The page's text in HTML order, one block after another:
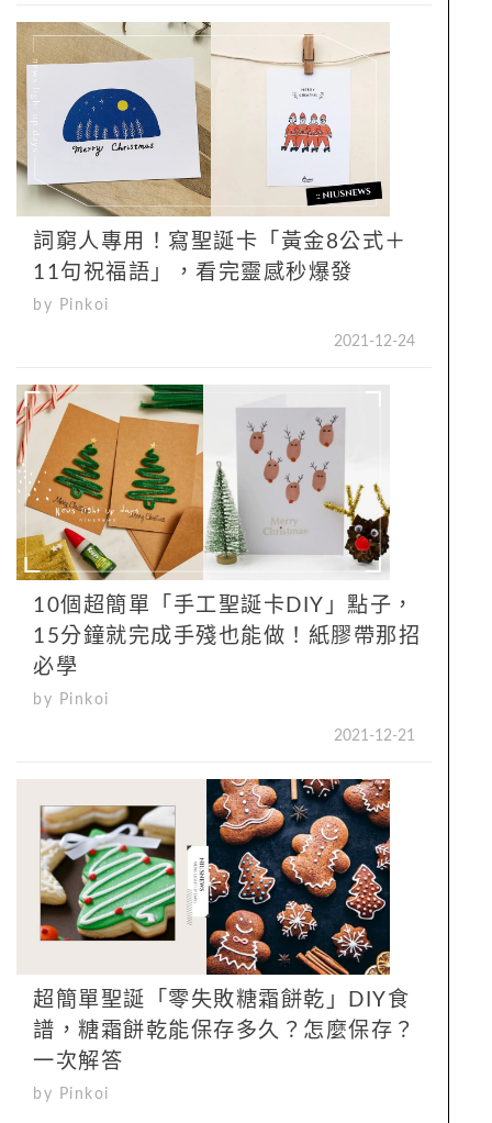
詞窮人專用！寫聖誕卡「黃金8公式＋
11句祝福語」，看完靈感秒爆發
by Pinkoi
2021-12-24
10個超簡單「手工聖誕卡DIY」點子，
15分鐘就完成手殘也能做！紙膠帶那招
必學
by Pinkoi
2021-12-21
超簡單聖誕「零失敗糖霜餅乾」DIY食
譜，糖霜餅乾能保存多久？怎麼保存？
一次解答
by Pinkoi